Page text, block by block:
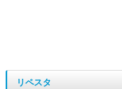
リペスタ